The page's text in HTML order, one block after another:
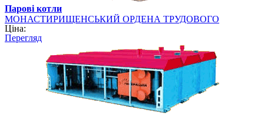
Парові котли
МОНАСТИРИЩЕНСЬКИЙ ОРДЕНА ТРУДОВОГО
ЧЕРВОНОГО ПРАПОРА МАШИНОБУДІВНИЙ ЗАВОД,
ВАТ
Ціна:
Перегляд